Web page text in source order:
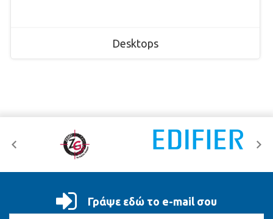
Desktops
Γράψε εδώ το e-mail σου